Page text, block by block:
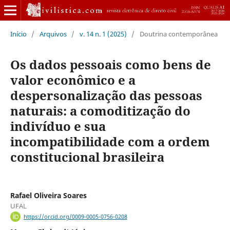
Início / Arquivos / v. 14 n. 1 (2025) / Doutrina contemporânea
Os dados pessoais como bens de
valor econômico e a
despersonalização das pessoas
naturais: a comoditização do
indivíduo e sua
incompatibilidade com a ordem
constitucional brasileira
Rafael Oliveira Soares
UFAL
https://orcid.org/0009-0005-0756-0208